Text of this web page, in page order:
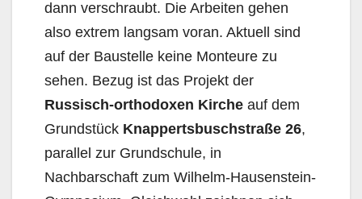
dann verschraubt. Die Arbeiten gehen
also extrem langsam voran. Aktuell sind
auf der Baustelle keine Monteure zu
sehen. Bezug ist das Projekt der
Russisch-orthodoxen Kirche auf dem
Grundstück Knappertsbuschstraße 26,
parallel zur Grundschule, in
Nachbarschaft zum Wilhelm-Hausenstein-